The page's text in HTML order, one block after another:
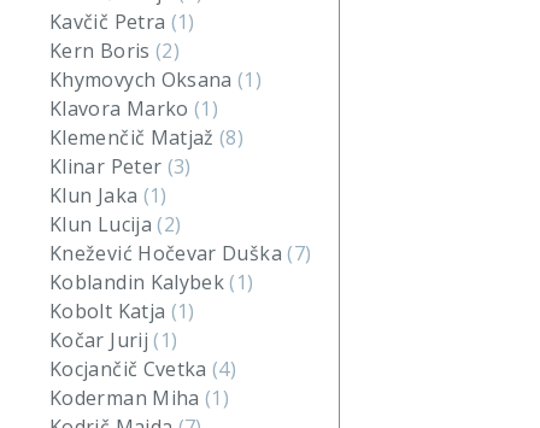
Kavčič Petra (1)
Kern Boris (2)
Khymovych Oksana(1)
Klavora Marko(1)
Klemenčič Matjaž(8)
Klinar Peter (3)
Klun Jaka (1)
Klun Lucija(2)
Knežević Hočevar Duška(7)
Koblandin Kalybek(1)
Kobolt Katja (1)
Kočar Jurij(1)
Kocjančič Cvetka(4)
Koderman Miha(1)